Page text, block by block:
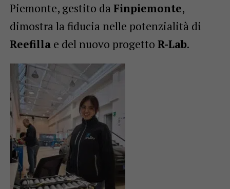
Piemonte, gestito da Finpiemonte,
dimostra la fiducia nelle potenzialità di
Reefillae del nuovo progetto R-Lab.